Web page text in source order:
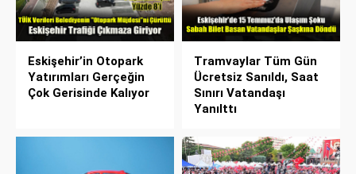
Eskişehir’in Otopark
Yatırımları Gerçeğin
Çok Gerisinde Kalıyor
Tramvaylar Tüm Gün
Ücretsiz Sanıldı, Saat
Sınırı Vatandaşı
Yanılttı